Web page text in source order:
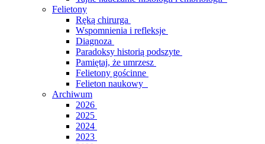
Felietony
Ręką chirurga
Wspomnienia i refleksje
Diagnoza
Paradoksy historią podszyte
Pamiętaj, że umrzesz
Felietony gościnne
Felieton naukowy
Archiwum
2026
2025
2024
2023